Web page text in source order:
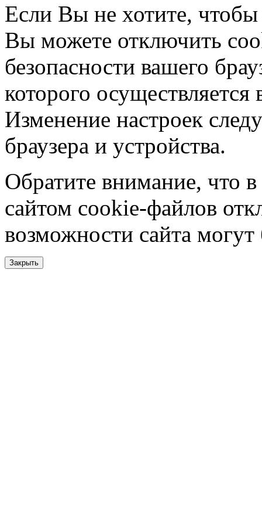
Если Вы не хотите,
Вы можете отключить
безопасности вашего
которого
Изменение настроек
браузера и устройства.
Обратите внимание, что в
сайтом cookie-файлов
возможности сайта
Закрыть